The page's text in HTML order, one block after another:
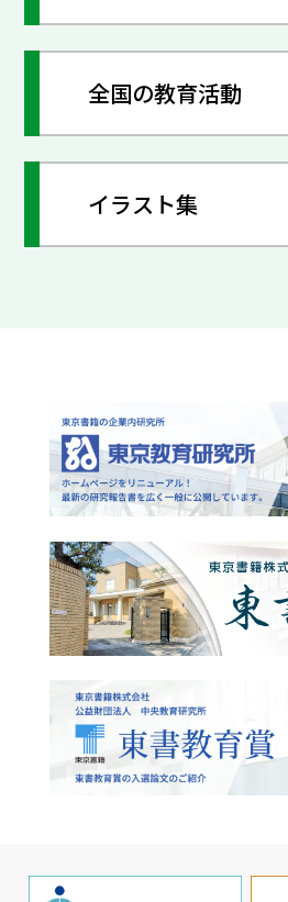
全国の教育活動
イラスト集